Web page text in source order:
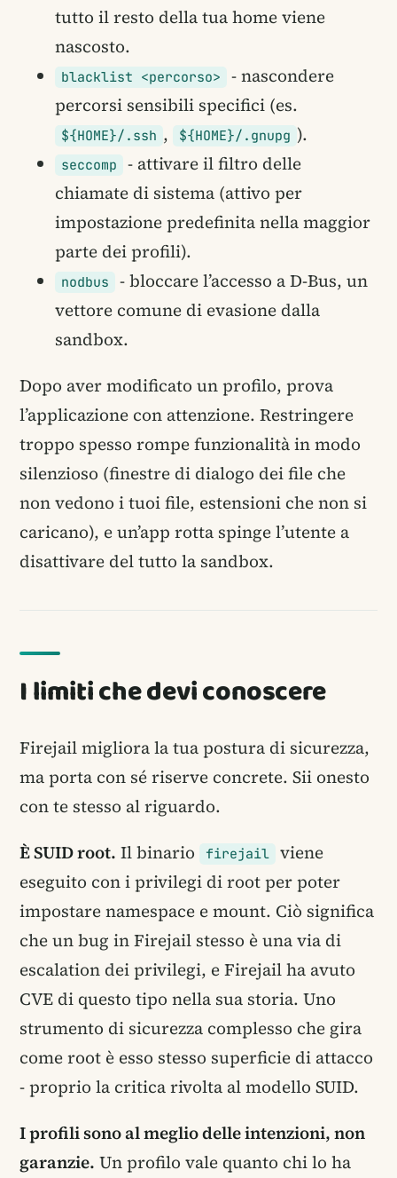
tutto il resto della tua home viene
nascosto.
blacklist <percorso>
- nascondere
percorsi sensibili specifici (es.
${HOME}/.ssh , ${HOME}/.gnupg ).
seccomp
- attivare il filtro delle
chiamate di sistema (attivo per
impostazione predefinita nella maggior
parte dei profili).
nodbus
- bloccare l’accesso a D-Bus, un
vettore comune di evasione dalla
sandbox.
Dopo aver modificato un profilo, prova
l’applicazione con attenzione. Restringere
troppo spesso rompe funzionalità in modo
silenzioso (finestre di dialogo dei file che
non vedono i tuoi file, estensioni che non si
caricano), e un’app rotta spinge l’utente a
disattivare del tutto la sandbox.
I limiti che devi conoscere
Firejail migliora la tua postura di sicurezza,
ma porta con sé riserve concrete. Sii onesto
con te stesso al riguardo.
È SUID root. Il binario firejail viene
eseguito con i privilegi di root per poter
impostare namespace e mount. Ciò significa
che un bug in Firejail stesso è una via di
escalation dei privilegi, e Firejail ha avuto
CVE di questo tipo nella sua storia. Uno
strumento di sicurezza complesso che gira
come root è esso stesso superficie di attacco
- proprio la critica rivolta al modello SUID.
I profili sono al meglio delle intenzioni, non
garanzie. Un profilo vale quanto chi lo ha